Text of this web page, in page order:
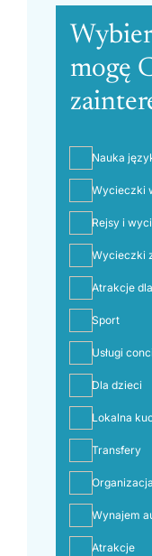
mogę
Nauka
Wycieczki
Rejsy i
Wycieczki
Atrakcje
Sport
Usługi
Dla dzieci
Lokalna
Transfery
Wynajem
Atrakcje